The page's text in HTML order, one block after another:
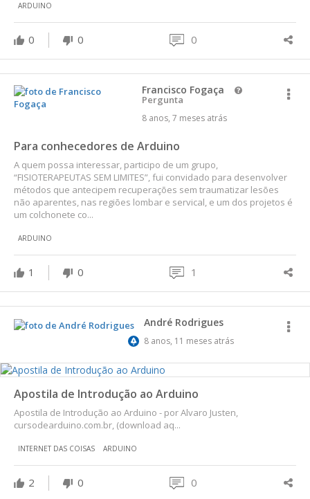
ARDUINO
0 0 0
Francisco Fogaça
Pergunta
8 anos, 7 meses atrás
Para conhecedores de Arduino
A quem possa interessar, participo de um grupo,
“FISIOTERAPEUTAS SEM LIMITES”, fui convidado para desenvolver
métodos que antecipem recuperações sem traumatizar lesões
não aparentes, nas regiões lombar e servical, e um dos projetos é
um colchonete co...
ARDUINO
1 0 1
André Rodrigues
8 anos, 11 meses atrás
Apostila de Introdução ao Arduino
Apostila de Introdução ao Arduino - por Alvaro Justen,
cursodearduino.com.br, (download aq...
INTERNET DAS COISAS ARDUINO
2 0 0